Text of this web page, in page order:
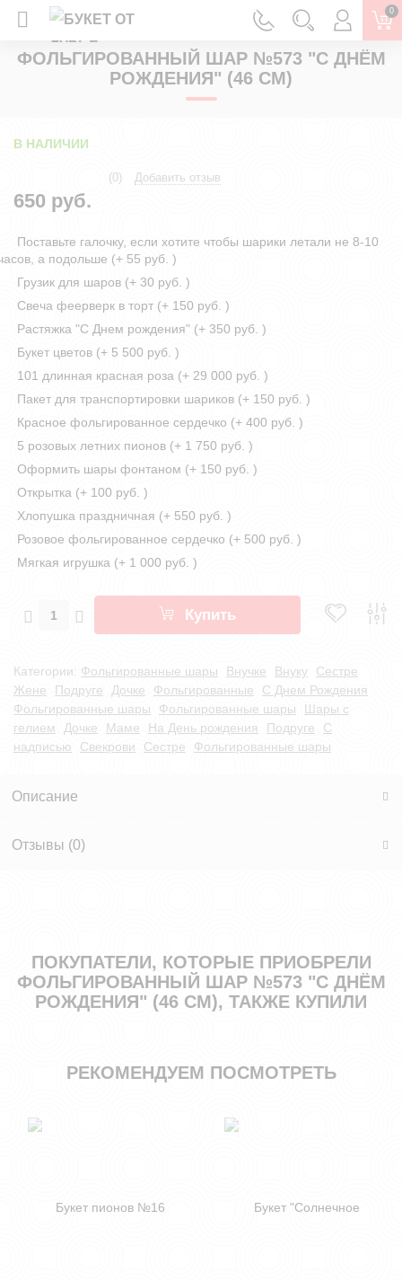
0
ГЛАВНАЯ ФОЛЬГИРОВАННЫЕ ШАРЫ
ФОЛЬГИРОВАННЫЙ ШАР №573 "С ДНЁМ
РОЖДЕНИЯ" (46 СМ)
В НАЛИЧИИ
(0) Добавить отзыв
650 руб.
Поставьте галочку, если хотите чтобы шарики летали не 8-10
а подольше (+ 55 руб. )
Грузик для шаров (+ 30 руб. )
Свеча феерверк в торт (+ 150 руб. )
Растяжка "С Днем рождения" (+ 350 руб. )
Букет цветов (+ 5 500 руб. )
101 длинная красная роза (+ 29 000 руб. )
Пакет для транспортировки шариков (+ 150 руб. )
Красное фольгированное сердечко (+ 400 руб. )
5 розовых летних пионов (+ 1 750 руб. )
Оформить шары фонтаном (+ 150 руб. )
Открытка (+ 100 руб. )
Хлопушка праздничная (+ 550 руб. )
Розовое фольгированное сердечко (+ 500 руб. )
Мягкая игрушка (+ 1 000 руб. )
Купить
Категории: Фольгированные шары Внучке Внуку
Сестре
Жене
Подруге Дочке Фольгированные
С Днем Рождения
Фольгированные шары
Фольгированные шары
Шары с
гелием
Дочке Маме На День рождения Подруге
С
надписью
Свекрови Сестре Фольгированные шары
Описание
Отзывы (0)
ПОКУПАТЕЛИ, КОТОРЫЕ ПРИОБРЕЛИ
ФОЛЬГИРОВАННЫЙ ШАР №573 "С ДНЁМ
РОЖДЕНИЯ" (46 СМ), ТАКЖЕ КУПИЛИ
РЕКОМЕНДУЕМ ПОСМОТРЕТЬ